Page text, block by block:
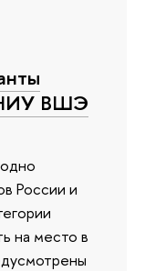
НИУ ВШЭ
России и
на место в